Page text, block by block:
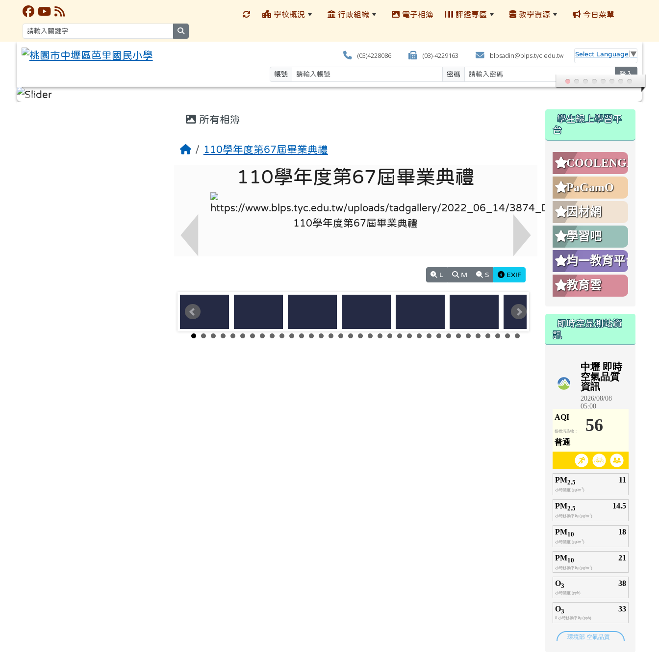
學校概況 行政組織 電子相簿 評鑑專區 教學資源 今日菜單
(03)4228086 (03)-4229163 blpsadin@blps.tyc.edu.tw Select Language ▼
帳號 密碼 登入
所有相簿
110學年度第67屆畢業典禮
110學年度第67屆畢業典禮
L M S EXIF
學生線上學習平
台
COOLENGLISH
PaGamO
因材網
學習吧
均一教育平台
教育雲
即時空品測站資
訊